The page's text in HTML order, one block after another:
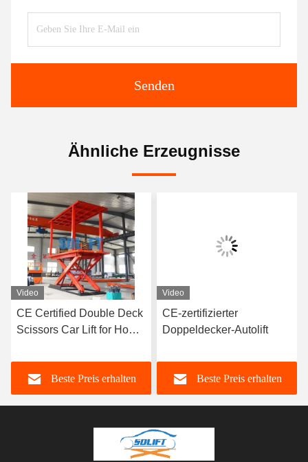
Senden
Ähnliche Erzeugnisse
Video
CE Certified Double Deck
Scissors Car Lift for Home
Operation
Beste Preis erhalten
Video
CE-zertifizierter
Doppeldecker-Autolift
Beste Preis erhalten